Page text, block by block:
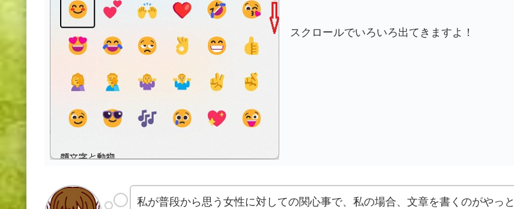
スクロールでいろいろ出てきますよ！
私が普段から思う女性に対しての関心事で、私の場合、文章を書くのがやっと